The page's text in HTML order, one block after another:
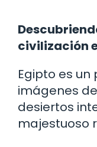
civilización
Egipto es
imágenes
desiertos
majestuoso